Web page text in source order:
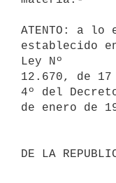
ATENTO: a
establecido
Ley Nº
12.670, de
4º del
de enero de
DE LA